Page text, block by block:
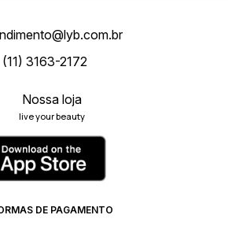
(11) 3163-2172
Nossa loja
live your beauty
DE PAGAMENTO